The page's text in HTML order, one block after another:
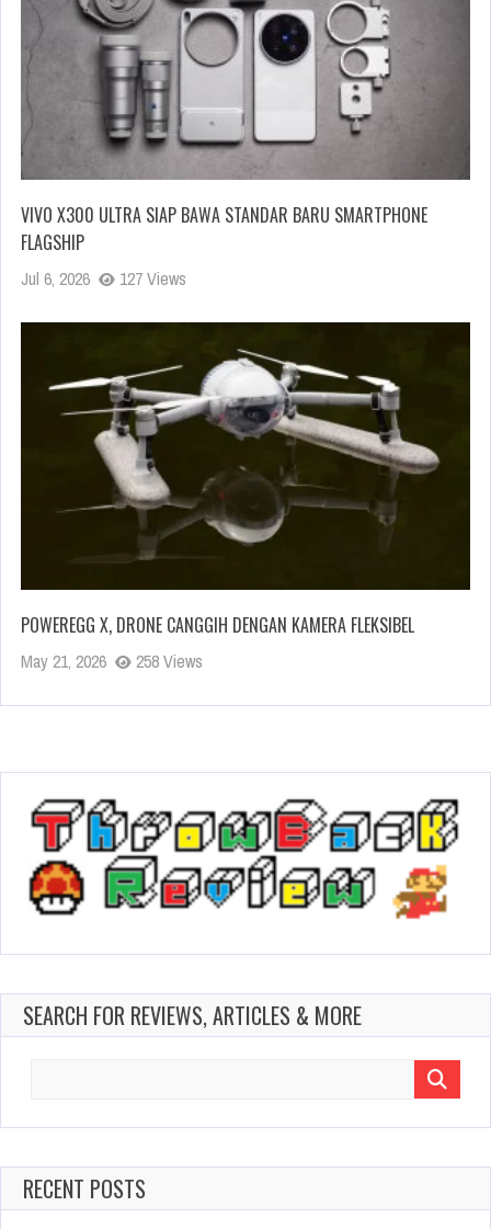
VIVO X300 ULTRA SIAP BAWA STANDAR BARU SMARTPHONE
FLAGSHIP
Jul 6, 2026 127 Views
POWEREGG X, DRONE CANGGIH DENGAN KAMERA FLEKSIBEL
May 21, 2026 258 Views
SEARCH FOR REVIEWS, ARTICLES & MORE
RECENT POSTS